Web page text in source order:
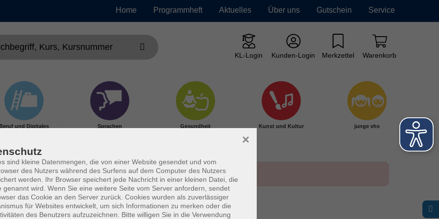
Home Programmheft Aktuelles Über uns Gutschein Service
KL-Login Kunden-Login Merkzettel Warenkorb
Beruf und Digitales Sprachen Gesundheit Kunst und Kultur junge vhs
sind kleine Datenmengen, die von einer Website gesendet und vom
des Nutzers während des Surfens auf dem Computer des Nutzers
werden. Ihr Browser speichert jede Nachricht in einer kleinen Datei, die
genannt wird. Wenn Sie eine weitere Seite vom Server anfordern, sendet
das Cookie an den Server zurück. Cookies wurden als zuverlässiger
für Websites entwickelt, um sich Informationen zu merken oder die
des Benutzers aufzuzeichnen. Bitte willigen Sie in die Verwendung
×